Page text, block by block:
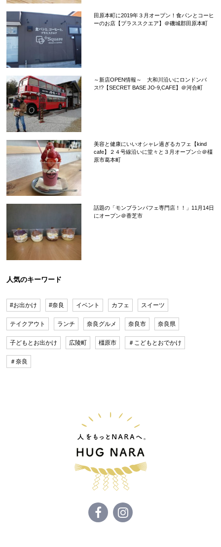
田原本町に2019年３月オープン！食パンとコーヒ
ーのお店【プラススクエア】＠磯城郡田原本町
～新店OPEN情報～ 大和川沿いにロンドンバ
ス!?【SECRET BASE JO-9,CAFE】＠河合町
美容と健康にいいオシャレ過ぎるカフェ【kind
cafe】２４号線沿いに堂々と３月オープン☆＠橿
原市葛本町
話題の「モンブランパフェ専門店！！」11月14日
にオープン＠香芝市
人気のキーワード
#お出かけ #奈良 イベント カフェ スイーツ
テイクアウト ランチ 奈良グルメ 奈良市 奈良県
子どもとお出かけ 広陵町 橿原市 ＃こどもとおでかけ
＃奈良